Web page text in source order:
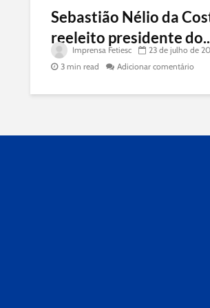
Sebastião Nélio da
reeleito presidente
Imprensa Fetiesc
23 de julho de
3 min read
Adicionar comentário